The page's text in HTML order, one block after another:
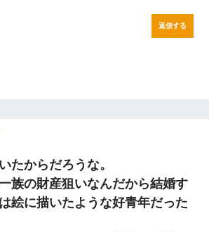
返信する
たからだろうな。
族の財産狙いなんだから結婚す
絵に描いたような好青年だった